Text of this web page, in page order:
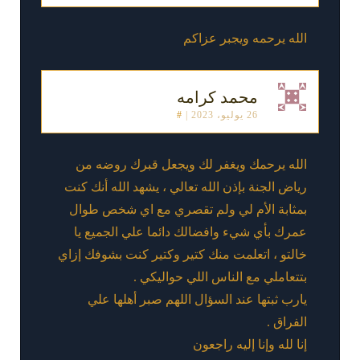
الله يرحمه ويجبر عزاكم
محمد كرامه
26 يوليو، 2023 |
#
الله يرحمك ويغفر لك ويجعل قبرك روضه من
رياض الجنة بإذن الله تعالي ، يشهد الله أنك كنت
بمثابة الأم لي ولم تقصري مع اي شخص طوال
عمرك بأي شيء وافضالك دائما علي الجميع يا
خالتو ، اتعلمت منك كتير وكتير كنت بشوفك إزاي
بتتعاملي مع الناس اللي حواليكي .
يارب ثبتها عند السؤال اللهم صبر أهلها علي
إنا لله وإنا إليه راجعون